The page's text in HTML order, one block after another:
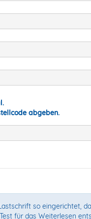
abgeben.
so eingerichtet,
für das Weiterlesen